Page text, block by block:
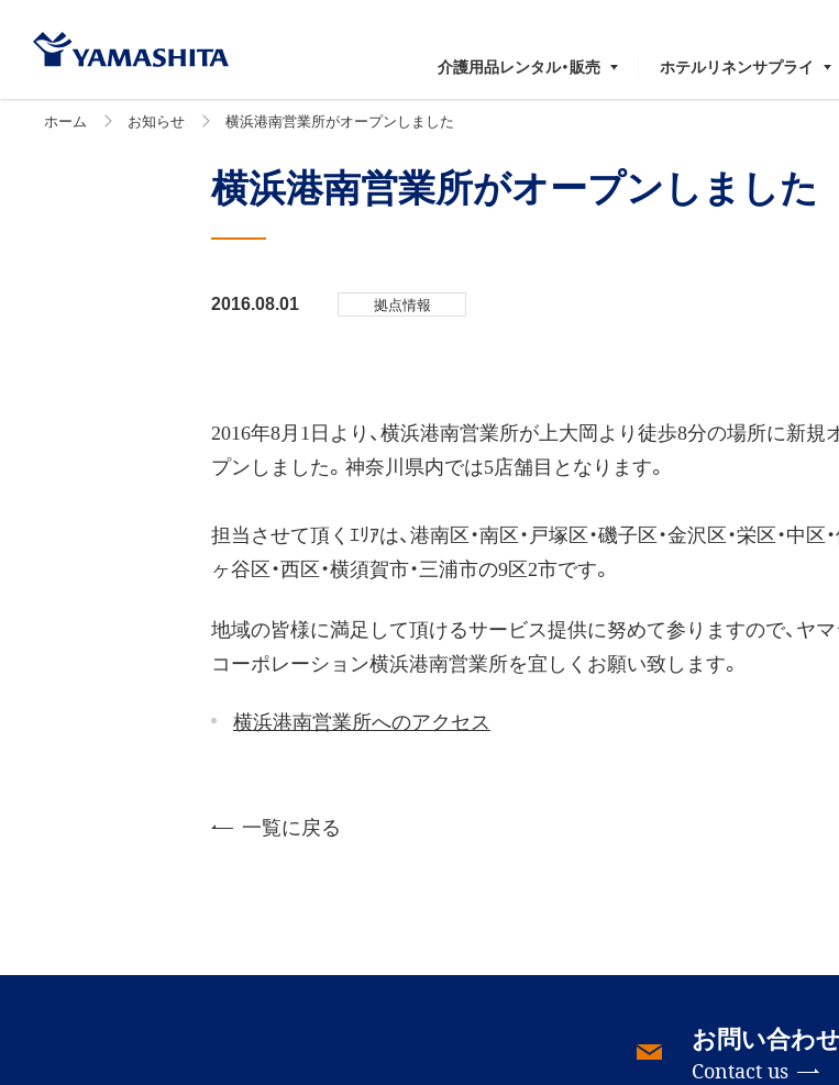
介護用品レンタル・販売 ホテルリネンサプライ
ホーム お知らせ 横浜港南営業所がオープンしました
横浜港南営業所がオープンしました
2016.08.01 拠点情報
2016年8月1日より、横浜港南営業所が上大岡より徒歩8分の場所に新規
プンしました。神奈川県内では5店舗目となります。
担当させて頂くｴﾘｱは、港南区・南区・戸塚区・磯子区・金沢区・栄区・中区
ヶ谷区・西区・横須賀市・三浦市の9区2市です。
地域の皆様に満足して頂けるサービス提供に努めて参りますので、ヤマ
コーポレーション横浜港南営業所を宜しくお願い致します。
横浜港南営業所へのアクセス
一覧に戻る
お問い合わせ
Contact us